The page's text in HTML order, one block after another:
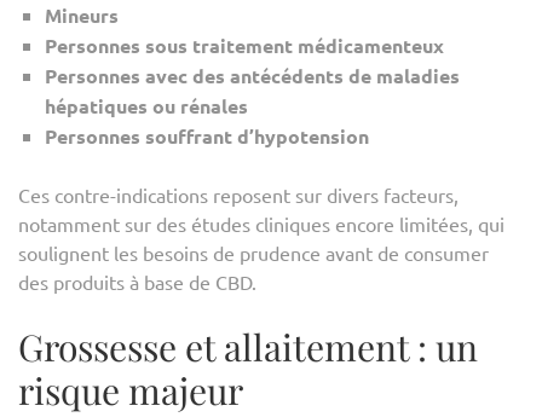
Mineurs
Personnes sous traitement médicamenteux
Personnes avec des antécédents de maladies
hépatiques ou rénales
Personnes souffrant d’hypotension
Ces contre-indications reposent sur divers facteurs,
notamment sur des études cliniques encore limitées, qui
soulignent les besoins de prudence avant de consumer
des produits à base de CBD.
Grossesse et allaitement : un
risque majeur